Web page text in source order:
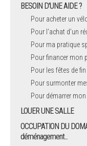
BESOIN D'UNE AIDE ?
Pour acheter un
Pour l'achat d’un
Pour ma pratique
Pour financer mon
Pour les fêtes de
Pour surmonter
Pour démarrer
LOUER UNE SALLE
OCCUPATION DU
déménagement...